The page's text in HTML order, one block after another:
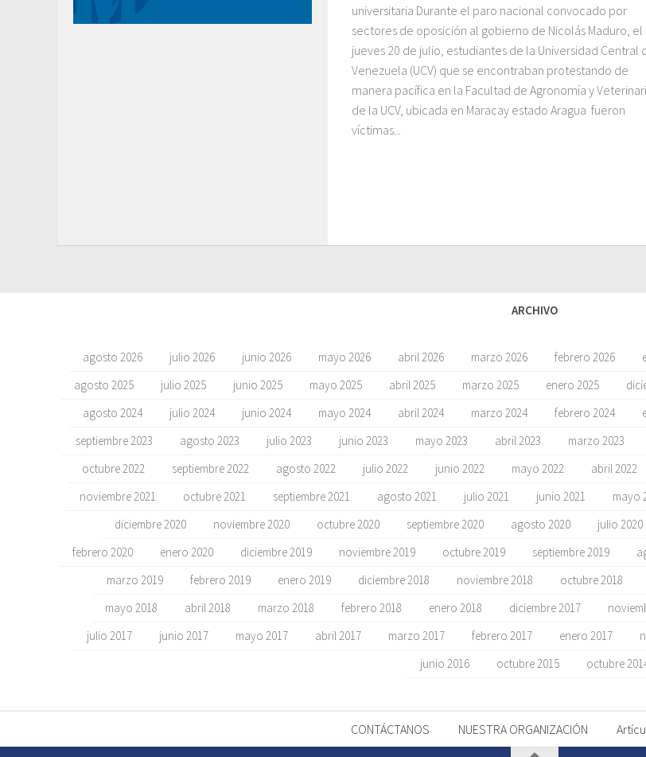
universitaria Durante el paro nacional convocado por
sectores de oposición al gobierno de Nicolás Maduro, el
jueves 20 de julio, estudiantes de la Universidad Central
Venezuela (UCV) que se encontraban protestando de
manera pacífica en la Facultad de Agronomía y
de la UCV, ubicada en Maracay estado Aragua fueron
víctimas...
ARCHIVO
agosto 2026 julio 2026 junio 2026 mayo 2026 abril 2026 marzo 2026 febrero 2026
agosto 2025
julio 2025 junio 2025 mayo 2025 abril 2025 marzo 2025 enero 2025
agosto 2024
julio 2024 junio 2024 mayo 2024 abril 2024 marzo 2024 febrero 2024
septiembre 2023
agosto 2023 julio 2023 junio 2023 mayo 2023 abril 2023 marzo 2023
octubre 2022
septiembre 2022 agosto 2022 julio 2022 junio 2022 mayo 2022 abril 2022
noviembre 2021
octubre 2021 septiembre 2021 agosto 2021 julio 2021 junio 2021 mayo
diciembre 2020
noviembre 2020 octubre 2020 septiembre 2020 agosto 2020 julio 2020
febrero 2020
enero 2020 diciembre 2019 noviembre 2019 octubre 2019 septiembre 2019
marzo 2019
febrero 2019 enero 2019 diciembre 2018 noviembre 2018 octubre 2018
mayo 2018
abril 2018 marzo 2018 febrero 2018 enero 2018 diciembre 2017
julio 2017
junio 2017 mayo 2017 abril 2017 marzo 2017 febrero 2017 enero 2017
junio 2016
octubre 2015 octubre
CONTÁCTANOS NUESTRA ORGANIZACIÓN